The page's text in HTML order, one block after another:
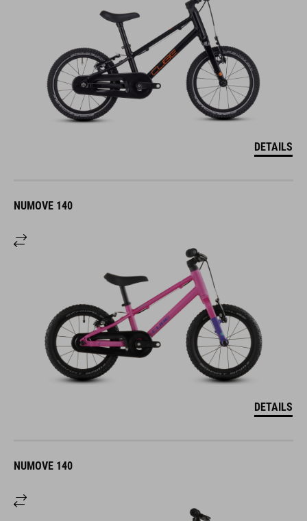
DETAILS
NUMOVE 140
DETAILS
NUMOVE 140